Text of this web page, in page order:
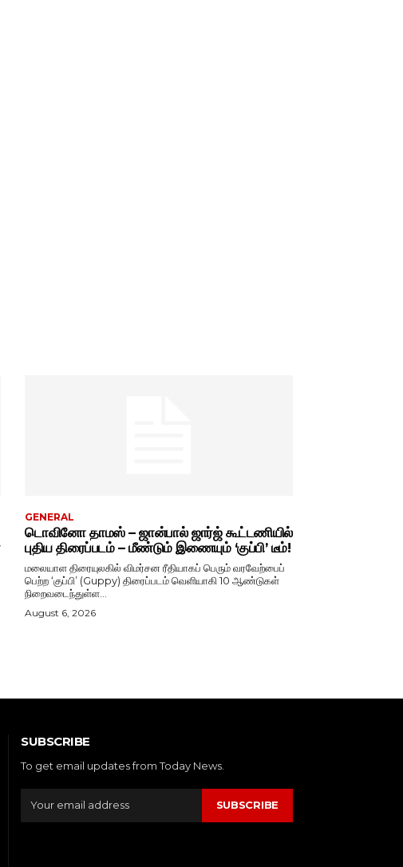
GENERAL
டொவினோ தாமஸ் – ஜான்பால் ஜார்ஜ் கூட்டணியில்
புதிய திரைப்படம் – மீண்டும் இணையும் ‘குப்பி’ டீம்!
மலையாள திரையுலகில் விமர்சன ரீதியாகப் பெரும் வரவேற்பைப்
பெற்ற ‘குப்பி’ (Guppy) திரைப்படம் வெளியாகி 10 ஆண்டுகள்
நிறைவடைந்துள்ள...
August 6, 2026
SUBSCRIBE
To get email updates from Today News.
SUBSCRIBE